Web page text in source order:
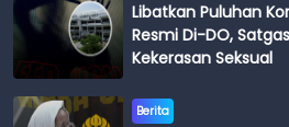
Libatkan Puluhan
Resmi Di-DO,
Kekerasan Seksual
Berita